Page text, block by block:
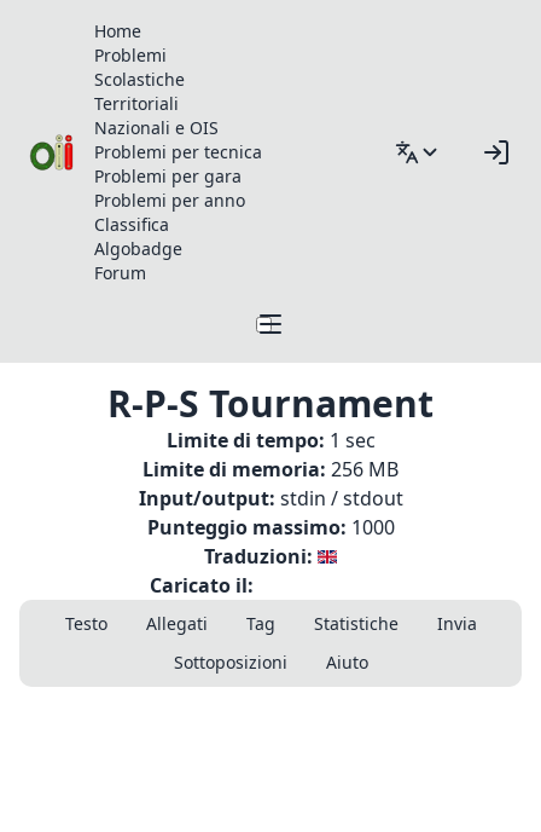
Home
Problemi
Scolastiche
Territoriali
Nazionali e OIS
Problemi per tecnica
Problemi per gara
Problemi per anno
Classifica
Algobadge
Forum
R-P-S Tournament
Limite di tempo: 1 sec
Limite di memoria: 256 MB
Input/output: stdin / stdout
Punteggio massimo: 1000
Traduzioni:
Caricato il:
Testo Allegati Tag Statistiche
Invia
Sottoposizioni
Aiuto